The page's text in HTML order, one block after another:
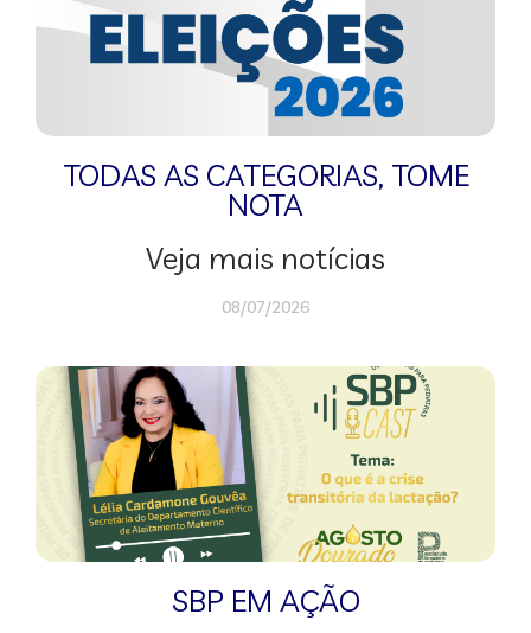
TODAS AS CATEGORIAS, TOME
NOTA
Veja mais notícias
08/07/2026
SBP EM AÇÃO